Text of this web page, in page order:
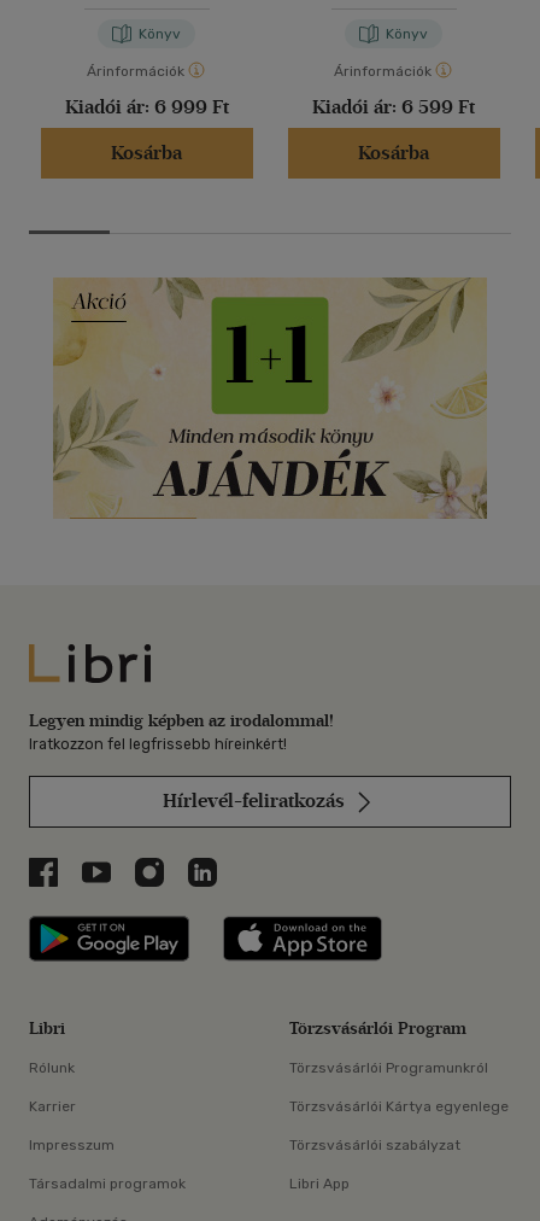
Könyv
Árinformációk
Kiadói ár: 6 999 Ft
Kosárba
Könyv
Árinformációk
Kiadói ár: 6 599 Ft
Kosárba
Libri
Legyen mindig képben az irodalommal!
Iratkozzon fel legfrissebb híreinkért!
Hírlevél-feliratkozás
Libri a Facebookon
Libri a Youtube-on
Libri az Instagramon
Libri a LinkedInen
Libri applikáció Szerezd meg: Google
Libri
Rólunk
Karrier
Impresszum
Társadalmi programok
Törzsvásárlói Program
Törzsvásárlói Programunkról
Törzsvásárlói Kártya egyenlege
Törzsvásárlói szabályzat
Libri App